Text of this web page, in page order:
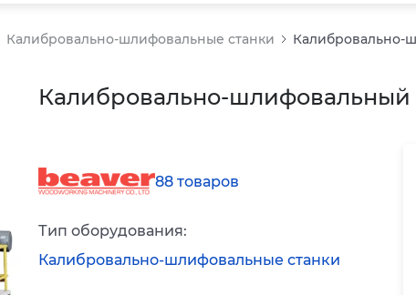
Калибровально-шлифовальные станки Калибровально-
Калибровально-шлифовальный
88 товаров
Тип оборудования:
Калибровально-шлифовальные станки